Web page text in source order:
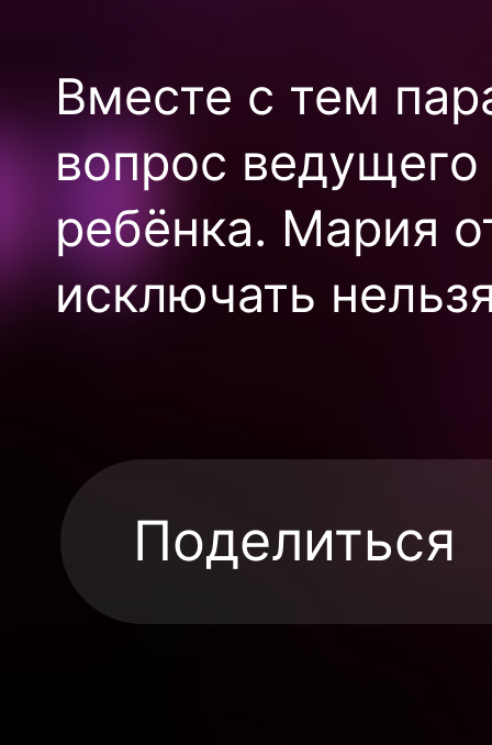
Вместе с тем
вопрос
ребёнка. Мария
исключать
Поделиться